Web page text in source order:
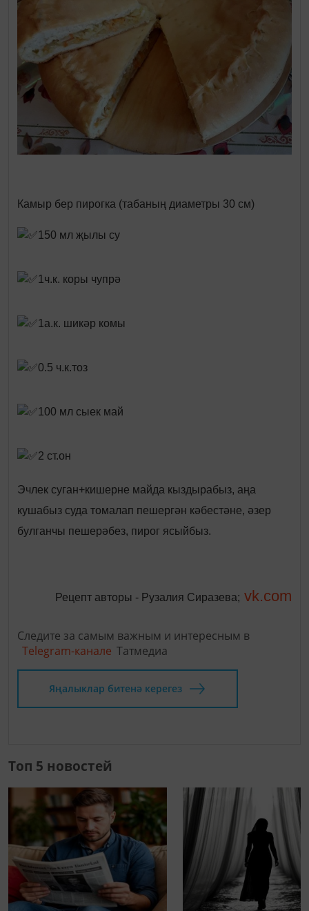
Камыр бер пирогка (табаның диаметры 30 см)
150 мл җылы су
1ч.к. коры чупрә
1а.к. шикәр комы
0.5 ч.к.тоз
100 мл сыек май
2 ст.он
Эчлек суган+кишерне майда кыздырабыз, аңа
кушабыз суда томалап пешергән кәбестәне, әзер
булганчы пешерәбез, пирог ясыйбыз.
Рецепт авторы - Рузалия Сиразева; vk.com
Следите за самым важным и интересным в
Telegram-канале Татмедиа
Яңалыклар битенә керегез
Топ 5 новостей